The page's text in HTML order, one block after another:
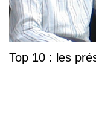
Top 10 : les